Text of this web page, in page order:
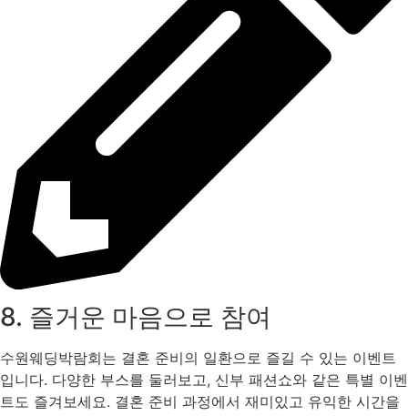
8. 즐거운 마음으로 참여
수원웨딩박람회는 결혼 준비의 일환으로 즐길 수 있는 이벤트
입니다. 다양한 부스를 둘러보고, 신부 패션쇼와 같은 특별 이벤
트도 즐겨보세요. 결혼 준비 과정에서 재미있고 유익한 시간을